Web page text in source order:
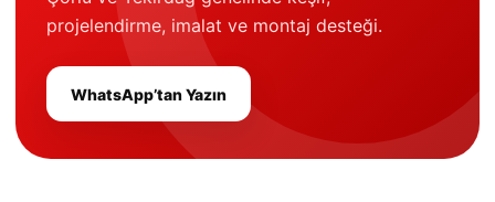
projelendirme, imalat ve montaj desteği.
WhatsApp’tan Yazın